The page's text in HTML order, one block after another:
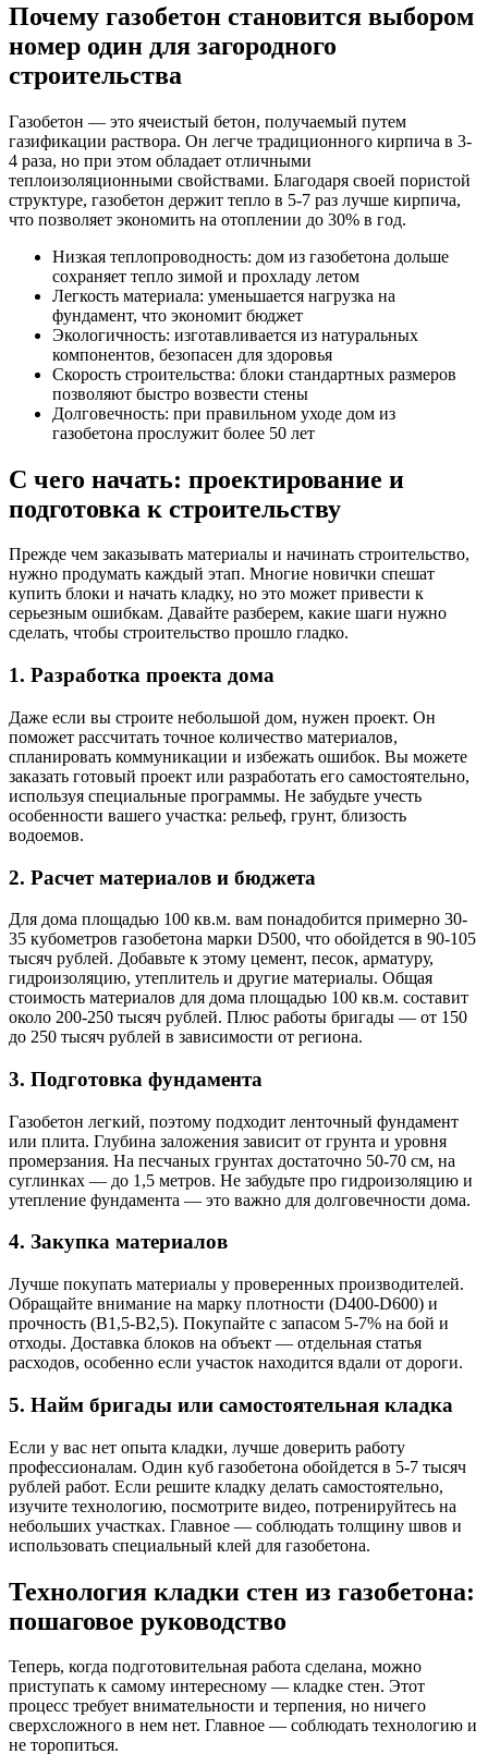
Почему газобетон становится выбором
номер один для загородного
строительства
Газобетон — это ячеистый бетон, получаемый путем
газификации раствора. Он легче традиционного кирпича в 3-
4 раза, но при этом обладает отличными
теплоизоляционными свойствами. Благодаря своей пористой
структуре, газобетон держит тепло в 5-7 раз лучше кирпича,
что позволяет экономить на отоплении до 30% в год.
Низкая теплопроводность: дом из газобетона дольше
сохраняет тепло зимой и прохладу летом
Легкость материала: уменьшается нагрузка на
фундамент, что экономит бюджет
Экологичность: изготавливается из натуральных
компонентов, безопасен для здоровья
Скорость строительства: блоки стандартных размеров
позволяют быстро возвести стены
Долговечность: при правильном уходе дом из
газобетона прослужит более 50 лет
С чего начать: проектирование и
подготовка к строительству
Прежде чем заказывать материалы и начинать строительство,
нужно продумать каждый этап. Многие новички спешат
купить блоки и начать кладку, но это может привести к
серьезным ошибкам. Давайте разберем, какие шаги нужно
сделать, чтобы строительство прошло гладко.
1. Разработка проекта дома
Даже если вы строите небольшой дом, нужен проект. Он
поможет рассчитать точное количество материалов,
спланировать коммуникации и избежать ошибок. Вы можете
заказать готовый проект или разработать его самостоятельно,
используя специальные программы. Не забудьте учесть
особенности вашего участка: рельеф, грунт, близость
водоемов.
2. Расчет материалов и бюджета
Для дома площадью 100 кв.м. вам понадобится примерно 30-
35 кубометров газобетона марки D500, что обойдется в 90-105
тысяч рублей. Добавьте к этому цемент, песок, арматуру,
гидроизоляцию, утеплитель и другие материалы. Общая
стоимость материалов для дома площадью 100 кв.м. составит
около 200-250 тысяч рублей. Плюс работы бригады — от 150
до 250 тысяч рублей в зависимости от региона.
3. Подготовка фундамента
Газобетон легкий, поэтому подходит ленточный фундамент
или плита. Глубина заложения зависит от грунта и уровня
промерзания. На песчаных грунтах достаточно 50-70 см, на
суглинках — до 1,5 метров. Не забудьте про гидроизоляцию и
утепление фундамента — это важно для долговечности дома.
4. Закупка материалов
Лучше покупать материалы у проверенных производителей.
Обращайте внимание на марку плотности (D400-D600) и
прочность (B1,5-B2,5). Покупайте с запасом 5-7% на бой и
отходы. Доставка блоков на объект — отдельная статья
расходов, особенно если участок находится вдали от дороги.
5. Найм бригады или самостоятельная кладка
Если у вас нет опыта кладки, лучше доверить работу
профессионалам. Один куб газобетона обойдется в 5-7 тысяч
рублей работ. Если решите кладку делать самостоятельно,
изучите технологию, посмотрите видео, потренируйтесь на
небольших участках. Главное — соблюдать толщину швов и
использовать специальный клей для газобетона.
Технология кладки стен из газобетона:
пошаговое руководство
Теперь, когда подготовительная работа сделана, можно
приступать к самому интересному — кладке стен. Этот
процесс требует внимательности и терпения, но ничего
сверхсложного в нем нет. Главное — соблюдать технологию и
не торопиться.